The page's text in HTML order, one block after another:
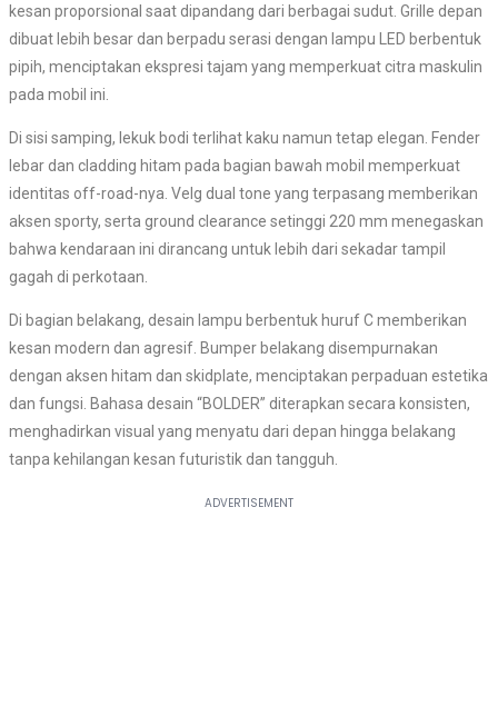
kesan proporsional saat dipandang dari berbagai sudut. Grille depan
dibuat lebih besar dan berpadu serasi dengan lampu LED berbentuk
pipih, menciptakan ekspresi tajam yang memperkuat citra maskulin
pada mobil ini.
Di sisi samping, lekuk bodi terlihat kaku namun tetap elegan. Fender
lebar dan cladding hitam pada bagian bawah mobil memperkuat
identitas off-road-nya. Velg dual tone yang terpasang memberikan
aksen sporty, serta ground clearance setinggi 220 mm menegaskan
bahwa kendaraan ini dirancang untuk lebih dari sekadar tampil
gagah di perkotaan.
Di bagian belakang, desain lampu berbentuk huruf C memberikan
kesan modern dan agresif. Bumper belakang disempurnakan
dengan aksen hitam dan skidplate, menciptakan perpaduan estetika
dan fungsi. Bahasa desain “BOLDER” diterapkan secara konsisten,
menghadirkan visual yang menyatu dari depan hingga belakang
tanpa kehilangan kesan futuristik dan tangguh.